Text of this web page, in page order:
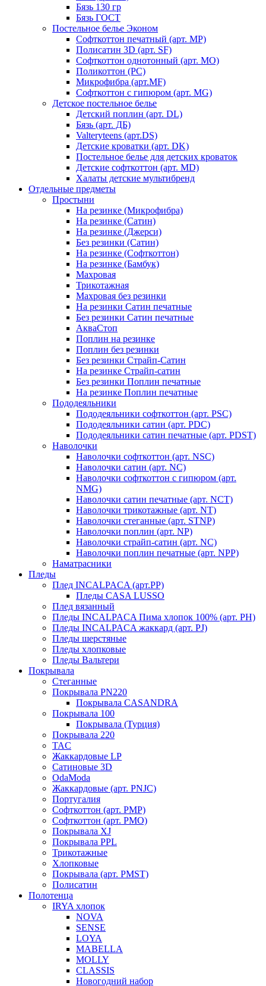
Бязь 130 гр
Бязь ГОСТ
Постельное белье Эконом
Софткоттон печатный (арт. MР)
Полисатин 3D (арт. SF)
Софткоттон однотонный (арт. MO)
Поликоттон (PC)
Микрофибра (арт.MF)
Софткоттон с гипюром (арт. MG)
Детское постельное белье
Детский поплин (арт. DL)
Бязь (арт. ДБ)
Valteryteens (арт.DS)
Детские кроватки (арт. DK)
Постельное белье для детских кроваток
Детские софткоттон (арт. MD)
Халаты детские мультибренд
Отдельные предметы
Простыни
На резинке (Микрофибра)
На резинке (Сатин)
На резинке (Джерси)
Без резинки (Сатин)
На резинке (Софткоттон)
На резинке (Бамбук)
Махровая
Трикотажная
Махровая без резинки
На резинки Сатин печатные
Без резинки Сатин печатные
АкваСтоп
Поплин на резинке
Поплин без резинки
Без резинки Страйп-Сатин
На резинке Страйп-сатин
Без резинки Поплин печатные
На резинке Поплин печатные
Пододеяльники
Пододеяльники софткоттон (арт. PSC)
Пододеяльники сатин (арт. PDC)
Пододеяльники сатин печатные (арт. PDST)
Наволочки
Наволочки софткоттон (арт. NSC)
Наволочки сатин (арт. NC)
Наволочки софткоттон с гипюром (арт.
NMG)
Наволочки сатин печатные (арт. NCT)
Наволочки трикотажные (арт. NT)
Наволочки стеганные (арт. STNP)
Наволочки поплин (арт. NP)
Наволочки страйп-сатин (арт. NC)
Наволочки поплин печатные (арт. NPP)
Наматрасники
Пледы
Плед INCALPACA (арт.PP)
Пледы CASA LUSSO
Плед вязанный
Пледы INCALPACA Пима хлопок 100% (арт. PH)
Пледы INCALPACA жаккард (арт. PJ)
Пледы шерстяные
Пледы хлопковые
Пледы Вальтери
Покрывала
Стеганные
Покрывала PN220
Покрывала CASANDRA
Покрывала 100
Покрывала (Турция)
Покрывала 220
TAC
Жаккардовые LP
Сатиновые 3D
OdaModa
Жаккардовые (арт. PNJC)
Португалия
Софткоттон (арт. PMP)
Софткоттон (арт. PMO)
Покрывала XJ
Покрывала PPL
Трикотажные
Хлопковые
Покрывала (арт. PMST)
Полисатин
Полотенца
IRYA хлопок
NOVA
SENSE
LOYA
MABELLA
MOLLY
CLASSIS
Новогодний набор